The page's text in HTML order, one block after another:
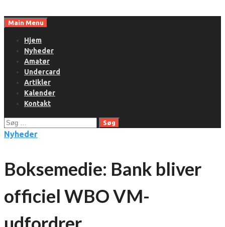
toMain Menu
Hjem
Nyheder
Amatør
Undercard
Artikler
Kalender
Kontakt
Søg
efter:
Nyheder
Boksemedie: Bank bliver
officiel WBO VM-